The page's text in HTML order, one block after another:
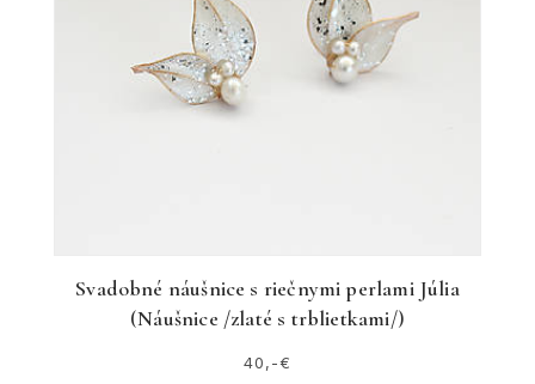
Svadobné náušnice s riečnymi perlami Júlia
(Náušnice /zlaté s trblietkami/)
40,-€